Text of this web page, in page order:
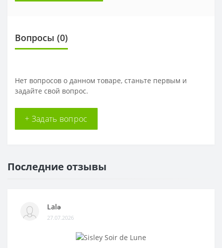
Вопросы (0)
Нет вопросов о данном товаре, станьте первым и
задайте свой вопрос.
+ Задать вопрос
Последние отзывы
Lalə
27.07.2026